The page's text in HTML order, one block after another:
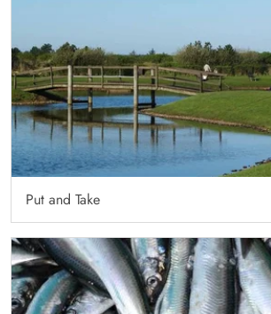
Put and Take